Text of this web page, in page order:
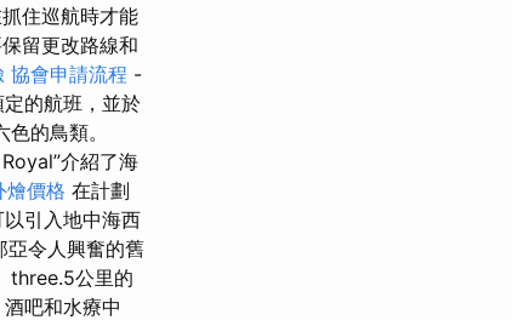
住巡航時才能
留更改路線和
協會申請流程 -
的航班，並於
的鳥類。
Royal”介紹了海
價格 在計劃
引入地中海西
亞令人興奮的舊
three.5公里的
吧和水療中